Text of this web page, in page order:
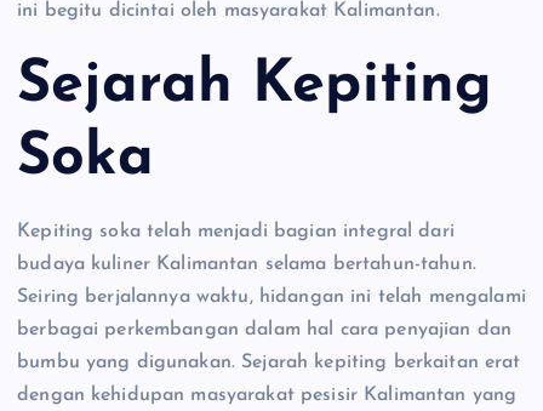
ini begitu dicintai oleh masyarakat Kalimantan.
Sejarah Kepiting
Soka
Kepiting soka telah menjadi bagian integral dari
budaya kuliner Kalimantan selama bertahun-tahun.
Seiring berjalannya waktu, hidangan ini telah mengalami
berbagai perkembangan dalam hal cara penyajian dan
bumbu yang digunakan. Sejarah kepiting berkaitan erat
dengan kehidupan masyarakat pesisir Kalimantan yang